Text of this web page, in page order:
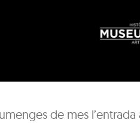
de mes l’entrada